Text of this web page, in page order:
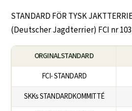
STANDARD FÖR TYSK
(Deutscher Jagdterrier) FCI nr 103
ORGINALSTANDARD
FCI- STANDARD
SKKs STANDARDKOMMITTÉ